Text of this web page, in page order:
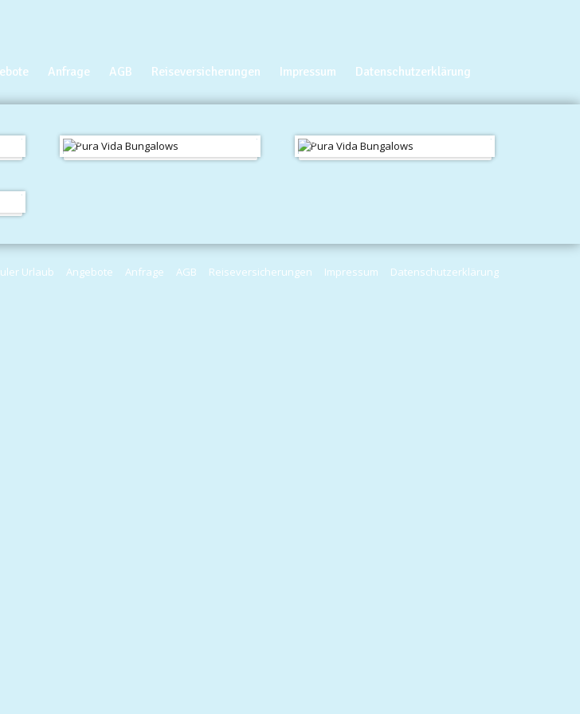
Anfrage AGB Reiseversicherungen Impressum Datenschutzerklärung
Studio Studio
Urlaub Angebote Anfrage AGB Reiseversicherungen Impressum Datenschutzerklärung